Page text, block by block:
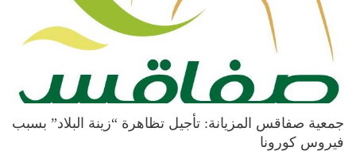
جمعية صفاقس المزيانة: تأجيل تظاهرة “زينة البلاد” بسبب
فيروس كورونا